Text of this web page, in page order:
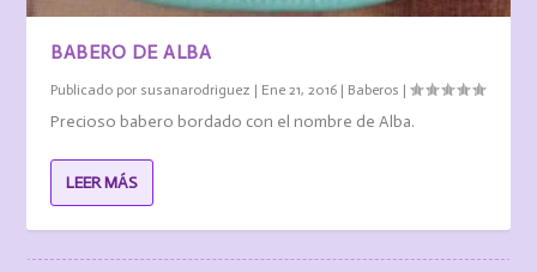
BABERO DE ALBA
Publicado por susanarodriguez | Ene 21, 2016 | Baberos |
Precioso babero bordado con el nombre de Alba.
LEER MÁS